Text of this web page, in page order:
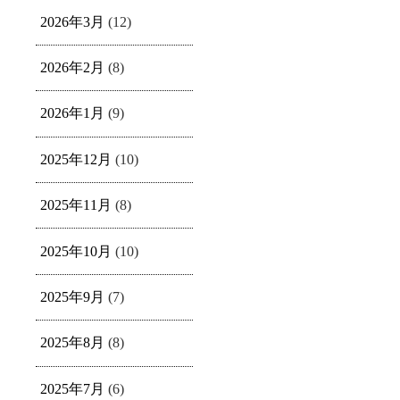
2026年3月 (12)
2026年2月 (8)
2026年1月 (9)
2025年12月 (10)
2025年11月 (8)
2025年10月 (10)
2025年9月 (7)
2025年8月 (8)
2025年7月 (6)